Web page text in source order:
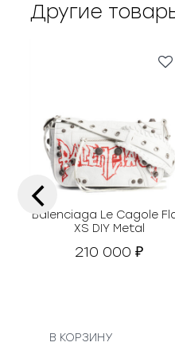
Другие
Balenciaga Le Cagole
XS DIY Metal
210 000₽
В КОРЗИНУ
‹